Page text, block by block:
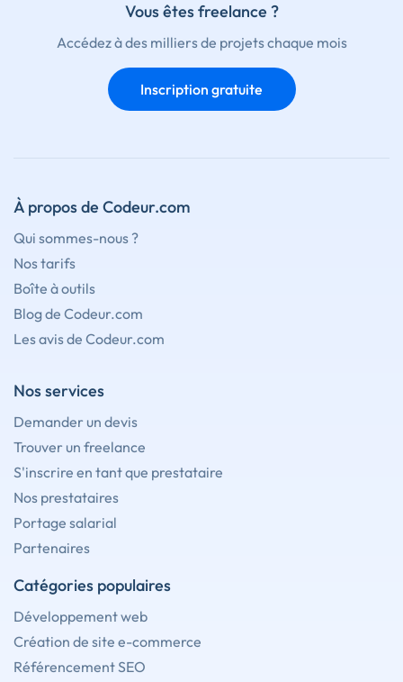
Vous êtes freelance ?
Accédez à des milliers de projets chaque mois
Inscription gratuite
À propos de Codeur.com
Qui sommes-nous ?
Nos tarifs
Boîte à outils
Blog de Codeur.com
Les avis de Codeur.com
Nos services
Demander un devis
Trouver un freelance
S'inscrire en tant que prestataire
Nos prestataires
Portage salarial
Partenaires
Catégories populaires
Développement web
Création de site e-commerce
Référencement SEO